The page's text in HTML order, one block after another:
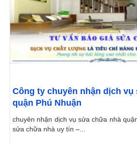
Công ty chuyên nhận dịch
quận Phú Nhuận
chuyên nhận dịch vụ sửa chữa nhà
sửa chữa nhà uy tín –...